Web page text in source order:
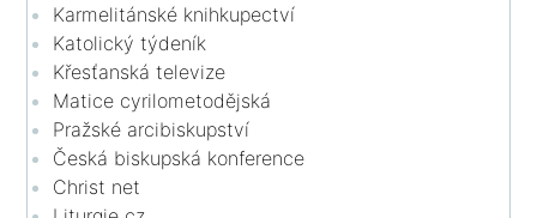
Karmelitánské knihkupectví
Katolický týdeník
Křesťanská televize
Matice cyrilometodějská
Pražské arcibiskupství
Česká biskupská konference
Christ net